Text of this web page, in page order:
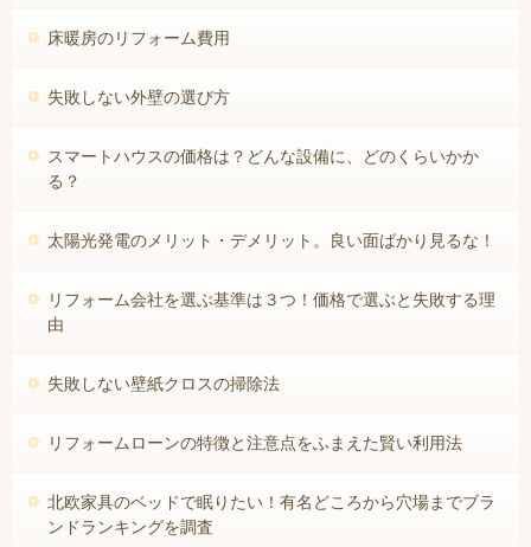
床暖房のリフォーム費用
失敗しない外壁の選び方
スマートハウスの価格は？どんな設備に、どのくらいかか
る？
太陽光発電のメリット・デメリット。良い面ばかり見るな！
リフォーム会社を選ぶ基準は３つ！価格で選ぶと失敗する理
由
失敗しない壁紙クロスの掃除法
リフォームローンの特徴と注意点をふまえた賢い利用法
北欧家具のベッドで眠りたい！有名どころから穴場までブラ
ンドランキングを調査